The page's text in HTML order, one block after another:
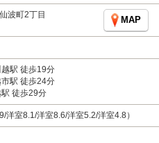
波町2丁目
MAP
駅 徒歩19分
駅 徒歩24分
駅 徒歩29分
洋室8.1/洋室8.6/洋室5.2/洋室4.8）